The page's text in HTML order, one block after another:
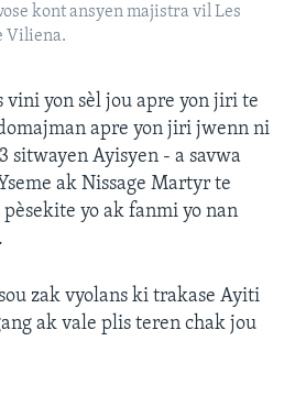
kont ansyen majistra vil Les
Viliena.
vini yon sèl jou apre yon jiri te
apre yon jiri jwenn ni
sitwayen Ayisyen - a savwa
ak Nissage Martyr te
yo ak fanmi yo nan
zak vyolans ki trakase Ayiti
ak vale plis teren chak jou